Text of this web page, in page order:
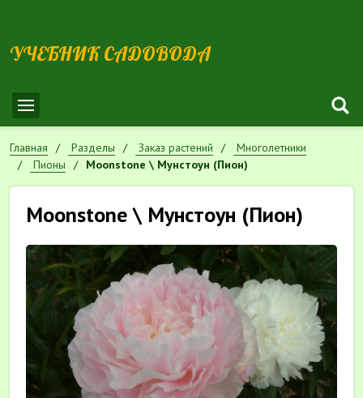
УЧЕБНИК САДОВОДА
Главная Разделы Заказ растений
Многолетники
Пионы
Moonstone \ Мунстоун (Пион)
Moonstone \ Мунстоун (Пион)